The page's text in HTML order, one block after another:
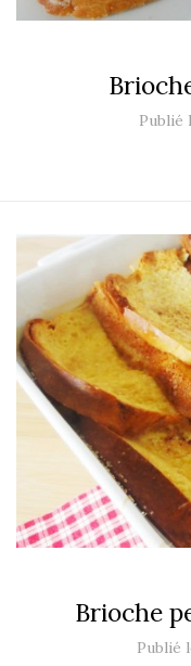
Publié
Brioche
Publié